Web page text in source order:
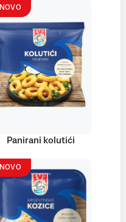
NOVO
Panirani kolutići
NOVO